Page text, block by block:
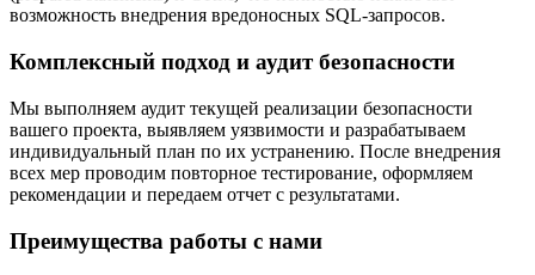
возможность внедрения вредоносных SQL-запросов.
Комплексный подход и аудит безопасности
Мы выполняем аудит текущей реализации безопасности
вашего проекта, выявляем уязвимости и разрабатываем
индивидуальный план по их устранению. После внедрения
всех мер проводим повторное тестирование, оформляем
рекомендации и передаем отчет с результатами.
Преимущества работы с нами